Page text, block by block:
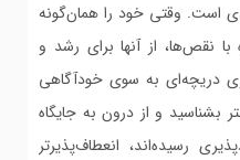
است. وقتی خود را همان‌گونه
نقص‌ها، از آنها برای رشد و
دریچه‌ای به سوی خودآگاهی
بشناسید و از درون به جایگاه
رسیده‌اند، انعطاف‌پذیرتر